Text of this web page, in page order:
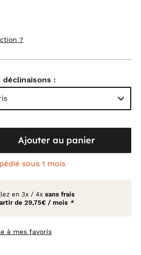
?
déclinaisons :
Ajouter au panier
sous 1 mois
en 3x / 4x sans frais
de 29,75€ / mois *
à mes favoris